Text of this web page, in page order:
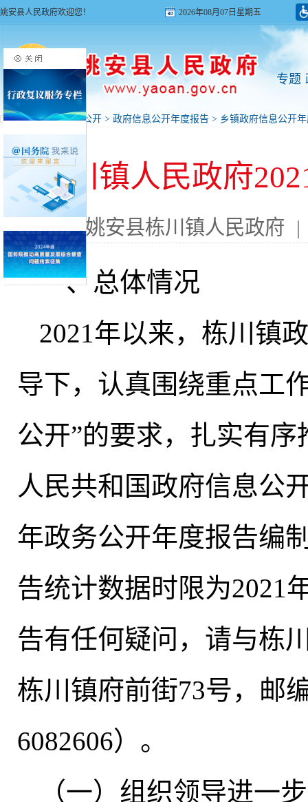
姚安县人民政府欢迎您！ 2026年08月07日星期五
专题
首页>政府信息公开 > 政府信息公开年度报告 > 乡镇政府信息公开
栋川镇人民政府
来源: 姚安县栋川镇人民政府 |
一、总体情况
2021年以来， 栋川镇
导下，认真围绕重点工
公开”的要求，扎实有
人民共和国政府信息公
年政务公开年度报告编
告统计数据时限为2021
告有任何疑问，请与栋
栋川镇府前街73号， 邮
6082606） 。
（一）组织领导进一